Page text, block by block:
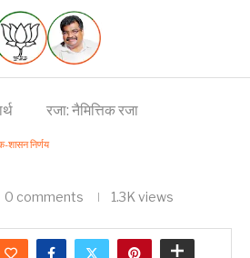
रजा: नैमित्तिक रजा
शासन निर्णय
0 comments 1.3K views